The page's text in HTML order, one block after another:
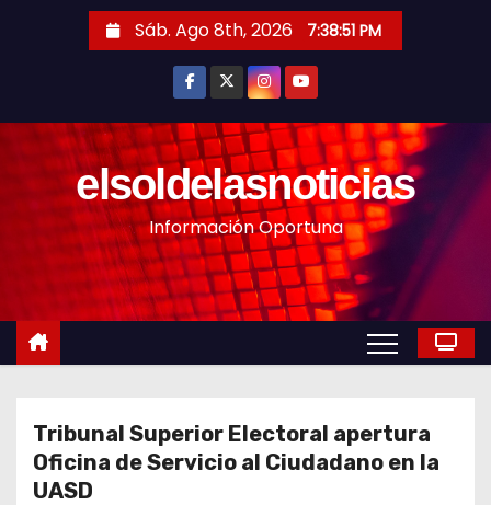
n
Sáb. Ago 8th, 2026 7:38:53 PM
elsoldelasnoticias
Información Oportuna
Tribunal Superior Electoral apertura
Oficina de Servicio al Ciudadano en la
UASD